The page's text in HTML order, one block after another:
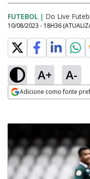
FUTEBOL | Do Live
10/08/2023 - 18H36
A+ A-
Adicione como fonte